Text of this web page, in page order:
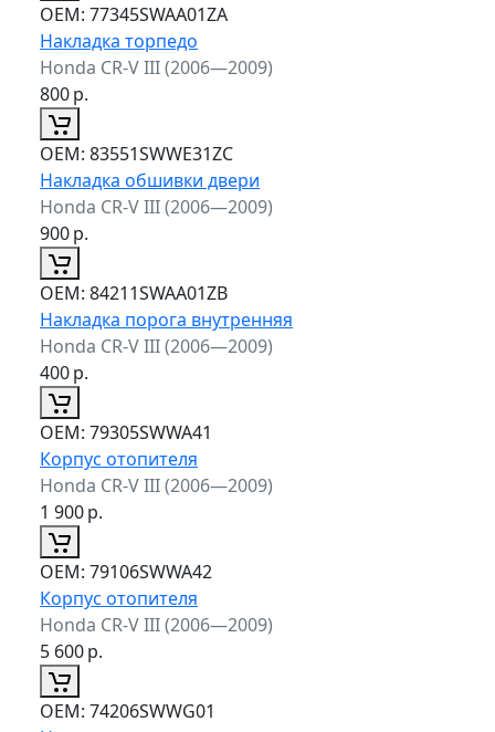
ОЕМ: 77345SWAA01ZA
Накладка торпедо
Honda CR-V III (2006—2009)
800р.
ОЕМ: 83551SWWE31ZC
Накладка обшивки двери
Honda CR-V III (2006—2009)
900р.
ОЕМ: 84211SWAA01ZB
Накладка порога внутренняя
Honda CR-V III (2006—2009)
400р.
ОЕМ: 79305SWWA41
Корпус отопителя
Honda CR-V III (2006—2009)
1 900р.
ОЕМ: 79106SWWA42
Корпус отопителя
Honda CR-V III (2006—2009)
5 600р.
ОЕМ: 74206SWWG01